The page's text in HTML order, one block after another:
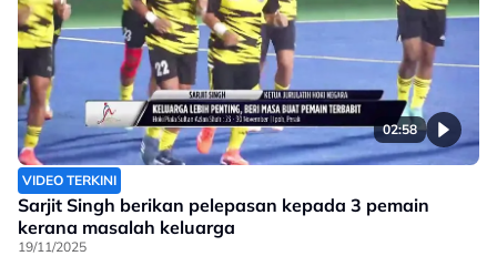
02:58
VIDEO TERKINI
Sarjit Singh berikan pelepasan kepada 3 pemain
kerana masalah keluarga
19/11/2025